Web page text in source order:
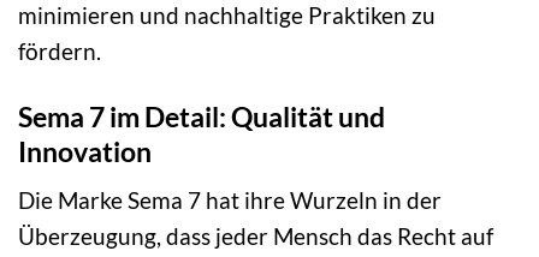
minimieren und nachhaltige Praktiken zu
fördern.
Sema 7 im Detail: Qualität und
Innovation
Die Marke Sema 7 hat ihre Wurzeln in der
Überzeugung, dass jeder Mensch das Recht auf